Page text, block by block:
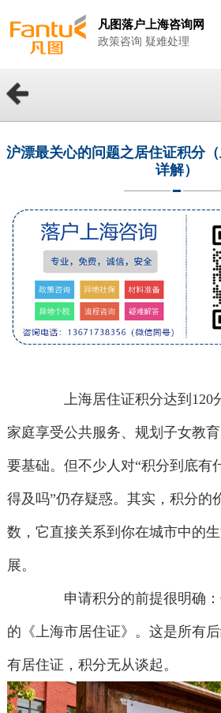
凡图落户上海咨询网
政策咨询 疑难处理
沪漂最关心的问题之居住证积分
详解）
上海居住证积分达到120
家庭享受公共服务、规划子女教
要基础。但不少人对“积分到底有
得及吗”仍存疑惑。其实，积分的
数，它直接关系到你在城市中的
展。
申请积分的前提很明确：
的《上海市居住证》。这是所有
有居住证，积分无从谈起。